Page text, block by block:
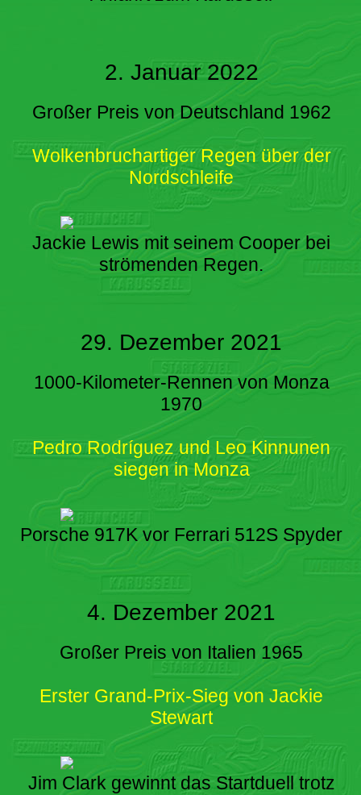
2. Januar 2022
Großer Preis von Deutschland 1962
Wolkenbruchartiger Regen über der
Nordschleife
Jackie Lewis mit seinem Cooper bei
strömenden Regen.
29. Dezember 2021
1000-Kilometer-Rennen von Monza
1970
Pedro Rodríguez und Leo Kinnunen
siegen in Monza
Porsche 917K vor Ferrari 512S Spyder
4. Dezember 2021
Großer Preis von Italien 1965
Erster Grand-Prix-Sieg von Jackie
Stewart
Jim Clark gewinnt das Startduell trotz